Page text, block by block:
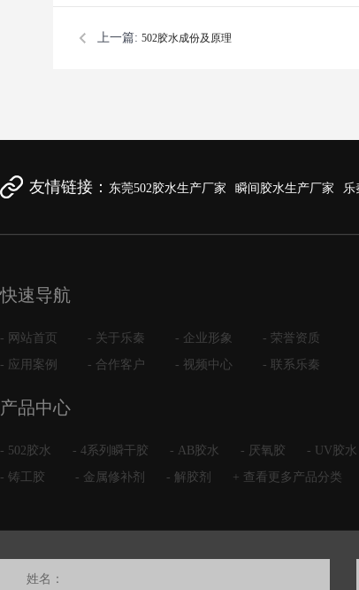
上一篇: 502胶水成份及原理
友情链接： 东莞502胶水生产厂家 瞬间胶水生产厂家 乐
快速导航
- 网站首页 - 关于乐秦 - 企业形象
- 荣誉资质
- 应用案例
- 合作客户 - 视频中心 - 联系乐秦
产品中心
- 502胶水 - 4系列瞬干胶 - AB胶水 - 厌氧胶
- UV胶水
- 铸工胶
- 金属修补剂 - 解胶剂 + 查看更多产品分类
姓名：